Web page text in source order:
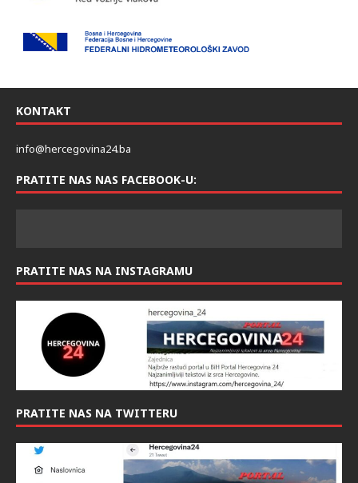
KONTAKT
info@hercegovina24.ba
PRATITE NAS NAS FACEBOOK-U:
PRATITE NAS NA INSTAGRAMU
PRATITE NAS NA TWITTERU